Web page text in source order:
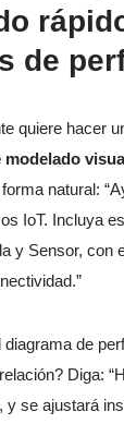
de
quiere hacer
modelado
natural:
IoT. Incluya
y Sensor, con
diagrama de
Diga:
y se ajustará